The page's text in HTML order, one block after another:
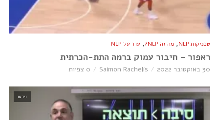
טכניקות NLP , מה זה NLP? , עוד על NLP
ראפור – חיבור עמוק ברמה התת-הכרתית
30 באוקטובר 2022 Saimon Rachelis 0 צפיות
וידאו